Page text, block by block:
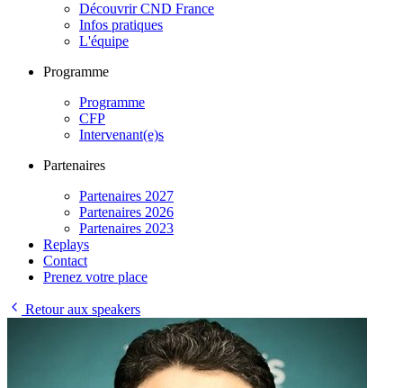
Découvrir CND France
Infos pratiques
L'équipe
Programme
Programme
CFP
Intervenant(e)s
Partenaires
Partenaires 2027
Partenaires 2026
Partenaires 2023
Replays
Contact
Prenez votre place
Retour aux speakers